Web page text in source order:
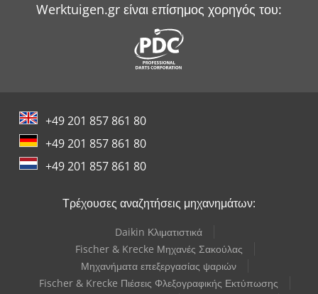
Werktuigen.gr είναι επίσημος χορηγός του:
+49 201 857 861 80
+49 201 857 861 80
+49 201 857 861 80
Τρέχουσες αναζητήσεις μηχανημάτων:
Daikin Κλιματιστικά
Fischer & Krecke Μηχανές Σακούλας
Μηχανήματα επεξεργασίας ψαριών
Fischer & Krecke Πιέσεις Φλεξογραφικής Εκτύπωσης